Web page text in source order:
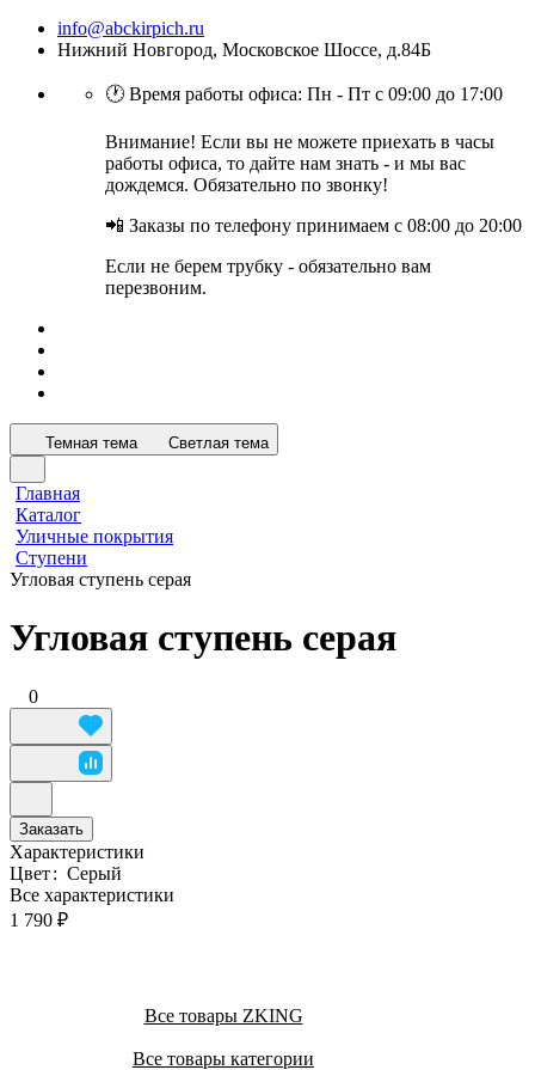
info@abckirpich.ru
Нижний Новгород, Московское Шоссе, д.84Б
🕐 Время работы офиса: Пн - Пт с 09:00 до 17:00
Внимание! Если вы не можете приехать в часы
работы офиса, то дайте нам знать - и мы вас
дождемся. Обязательно по звонку!
📲 Заказы по телефону принимаем с 08:00 до 20:00
Если не берем трубку - обязательно вам
перезвоним.
Темная тема Светлая тема
Главная
Каталог
Уличные покрытия
Ступени
Угловая ступень серая
Угловая ступень серая
0
Заказать
Характеристики
Цвет: Серый
Все характеристики
1 790 ₽
Все товары ZKING
Все товары категории